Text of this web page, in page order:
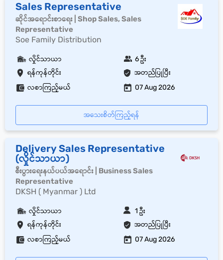
Sales Representative
ဆိုင်အရောင်းစာရေး | Shop Sales, Sales
Representative
Soe Family Distribution
ရန်ကုန်တိုင်း အတည်ပြုပြီး
လှိုင်သာယာ 6 ဦး
လစာကြည့်မယ် 07 Aug 2026
အသေးစိတ်ကြည့်ရန်
Delivery Sales Representative
(လှိုင်သာယာ)
စီးပွားရေးနယ်ပယ်အရောင်း | Business Sales
Representative
DKSH ( Myanmar ) Ltd
ရန်ကုန်တိုင်း အတည်ပြုပြီး
လှိုင်သာယာ 1 ဦး
လစာကြည့်မယ် 07 Aug 2026